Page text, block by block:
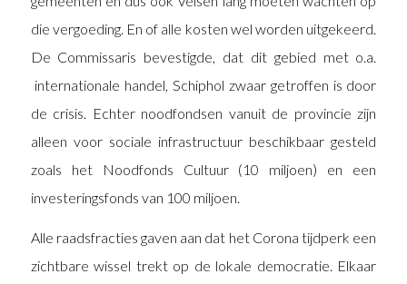
die vergoeding. En of alle kosten wel worden uitgekeerd.
De Commissaris bevestigde, dat dit gebied met o.a.
internationale handel, Schiphol zwaar getroffen is door
de crisis. Echter noodfondsen vanuit de provincie zijn
alleen voor sociale infrastructuur beschikbaar gesteld
zoals het Noodfonds Cultuur (10 miljoen) en een
investeringsfonds van 100 miljoen.
Alle raadsfracties gaven aan dat het Corona tijdperk een
zichtbare wissel trekt op de lokale democratie. Elkaar